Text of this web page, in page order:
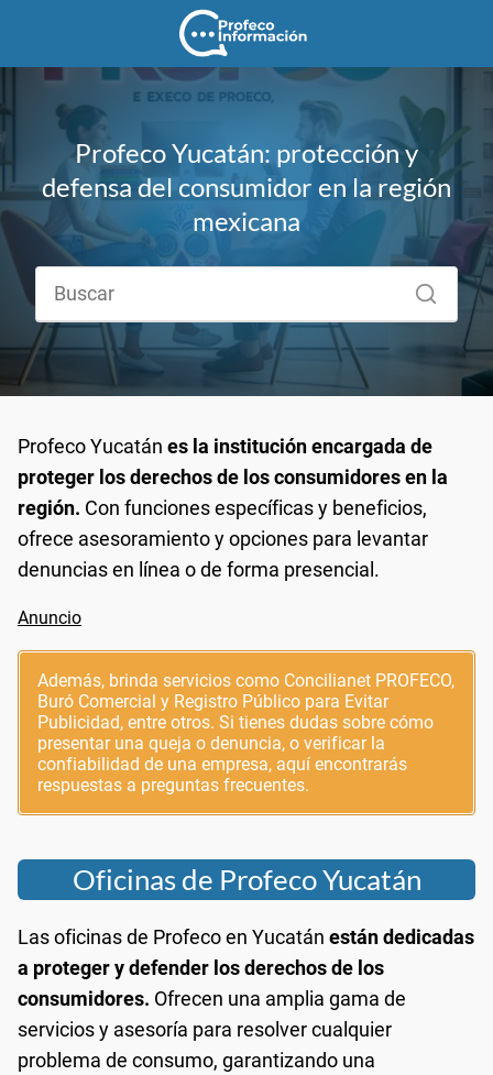
Profeco Yucatán: protección y
defensa del consumidor en la región
mexicana
Profeco Yucatán es la institución encargada de
proteger los derechos de los consumidores en la
región. Con funciones específicas y beneficios,
ofrece asesoramiento y opciones para levantar
denuncias en línea o de forma presencial.
Además, brinda servicios como Concilianet PROFECO,
Buró Comercial y Registro Público para Evitar
Publicidad, entre otros. Si tienes dudas sobre cómo
presentar una queja o denuncia, o verificar la
confiabilidad de una empresa, aquí encontrarás
respuestas a preguntas frecuentes.
Oficinas de Profeco Yucatán
Las oficinas de Profeco en Yucatán están dedicadas
a proteger y defender los derechos de los
consumidores. Ofrecen una amplia gama de
servicios y asesoría para resolver cualquier
problema de consumo, garantizando una